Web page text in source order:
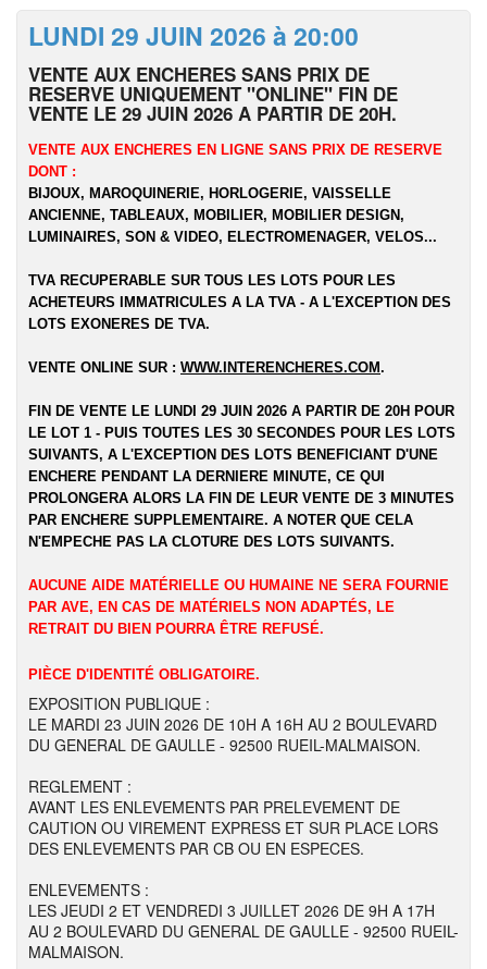
LUNDI 29 JUIN 2026 à 20:00
VENTE AUX ENCHERES SANS PRIX DE
RESERVE UNIQUEMENT "ONLINE" FIN DE
VENTE LE 29 JUIN 2026 A PARTIR DE 20H.
VENTE AUX ENCHERES EN LIGNE SANS PRIX DE RESERVE
DONT :
BIJOUX, MAROQUINERIE, HORLOGERIE, VAISSELLE
ANCIENNE, TABLEAUX, MOBILIER, MOBILIER DESIGN,
LUMINAIRES, SON & VIDEO, ELECTROMENAGER, VELOS...
TVA RECUPERABLE SUR TOUS LES LOTS POUR LES
ACHETEURS IMMATRICULES A LA TVA - A L'EXCEPTION DES
LOTS EXONERES DE TVA.
VENTE ONLINE SUR : WWW.INTERENCHERES.COM.
FIN DE VENTE LE LUNDI 29 JUIN 2026 A PARTIR DE 20H POUR
LE LOT 1 - PUIS TOUTES LES 30 SECONDES POUR LES LOTS
SUIVANTS, A L'EXCEPTION DES LOTS BENEFICIANT D'UNE
ENCHERE PENDANT LA DERNIERE MINUTE, CE QUI
PROLONGERA ALORS LA FIN DE LEUR VENTE DE 3 MINUTES
PAR ENCHERE SUPPLEMENTAIRE. A NOTER QUE CELA
N'EMPECHE PAS LA CLOTURE DES LOTS SUIVANTS.
AUCUNE AIDE MATÉRIELLE OU HUMAINE NE SERA FOURNIE
PAR AVE, EN CAS DE MATÉRIELS NON ADAPTÉS, LE
RETRAIT DU BIEN POURRA ÊTRE REFUSÉ.
PIÈCE D'IDENTITÉ OBLIGATOIRE.
EXPOSITION PUBLIQUE :
LE MARDI 23 JUIN 2026 DE 10H A 16H AU 2 BOULEVARD
DU GENERAL DE GAULLE - 92500 RUEIL-MALMAISON.
REGLEMENT :
AVANT LES ENLEVEMENTS PAR PRELEVEMENT DE
CAUTION OU VIREMENT EXPRESS ET SUR PLACE LORS
DES ENLEVEMENTS PAR CB OU EN ESPECES.
ENLEVEMENTS :
LES JEUDI 2 ET VENDREDI 3 JUILLET 2026 DE 9H A 17H
AU 2 BOULEVARD DU GENERAL DE GAULLE - 92500 RUEIL-
MALMAISON.